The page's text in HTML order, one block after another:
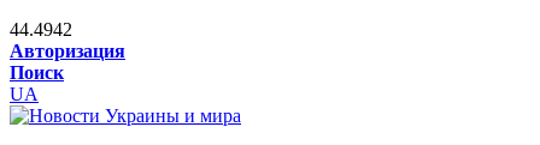
44.4942
Авторизация
Поиск
UA